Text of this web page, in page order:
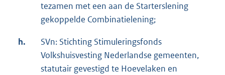
tezamen met een aan de Starterslening
gekoppelde Combinatielening;
h.
SVn: Stichting Stimuleringsfonds
Volkshuisvesting Nederlandse gemeenten,
statutair gevestigd te Hoevelaken en